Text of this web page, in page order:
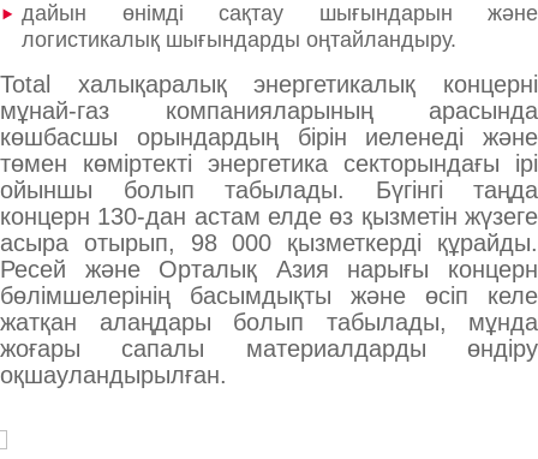
дайын өнімді сақтау шығындарын және
логистикалық шығындарды оңтайландыру.
Total халықаралық энергетикалық концерні
мұнай-газ компанияларының арасында
көшбасшы орындардың бірін иеленеді және
төмен көміртекті энергетика секторындағы ірі
ойыншы болып табылады. Бүгінгі таңда
концерн 130-дан астам елде өз қызметін жүзеге
асыра отырып, 98 000 қызметкерді құрайды.
Ресей және Орталық Азия нарығы концерн
бөлімшелерінің басымдықты және өсіп келе
жатқан алаңдары болып табылады, мұнда
жоғары сапалы материалдарды өндіру
оқшауландырылған.